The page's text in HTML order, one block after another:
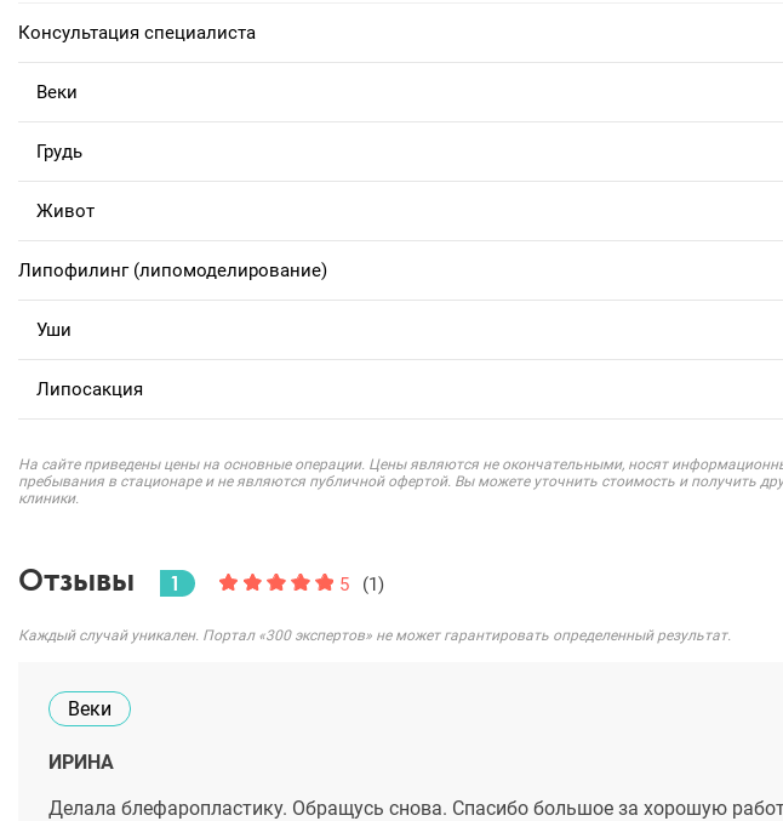
Консультация специалиста
Веки
Грудь
Живот
Липофилинг (липомоделирование)
Уши
Липосакция
На сайте приведены цены на основные операции. Цены являются не окончательными, носят
пребывания в стационаре и не являются публичной офертой. Вы можете уточнить стоимость и получить
клиники.
Отзывы 1 5 (1)
Каждый случай уникален. Портал «300 экспертов» не может гарантировать определенный результат.
Веки
ИРИНА
Делала блефаропластику. Обращусь снова. Спасибо большое за хорошую